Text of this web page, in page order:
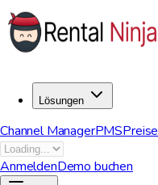
Lösungen
Channel ManagerPMSPreise
AnmeldenDemo buchen